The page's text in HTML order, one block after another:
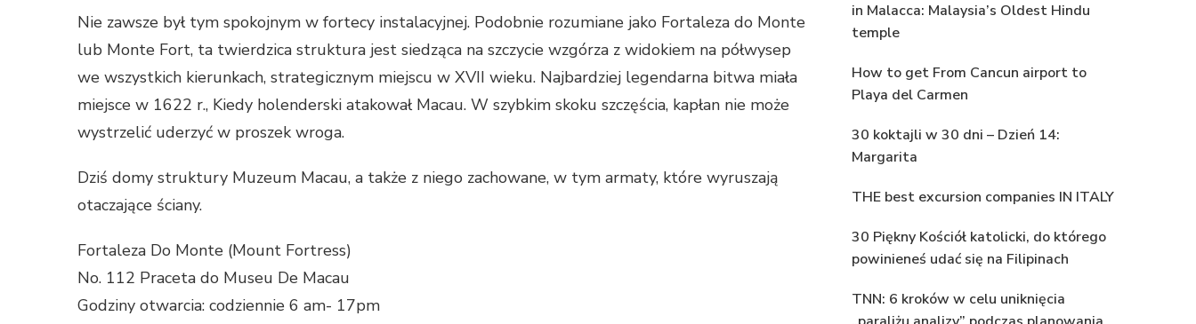
Nie zawsze był tym spokojnym w fortecy instalacyjnej. Podobnie rozumiane jako Fortaleza do Monte
lub Monte Fort, ta twierdzica struktura jest siedząca na szczycie wzgórza z widokiem na półwysep
we wszystkich kierunkach, strategicznym miejscu w XVII wieku. Najbardziej legendarna bitwa miała
miejsce w 1622 r., Kiedy holenderski atakował Macau. W szybkim skoku szczęścia, kapłan nie może
wystrzelić uderzyć w proszek wroga.
Dziś domy struktury Muzeum Macau, a także z niego zachowane, w tym armaty, które wyruszają
otaczające ściany.
Fortaleza Do Monte (Mount Fortress)
No. 112 Praceta do Museu De Macau
Godziny otwarcia: codziennie 6 am- 17pm
in Malacca: Malaysia’s Oldest Hindu
temple
How to get From Cancun airport to
Playa del Carmen
30 koktajli w 30 dni – Dzień 14:
Margarita
THE best excursion companies IN ITALY
30 Piękny Kościół katolicki, do którego
powinieneś udać się na Filipinach
TNN: 6 kroków w celu uniknięcia